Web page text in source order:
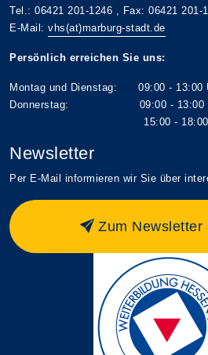
Tel.: 06421 201-1246 , Fax: 06421 201-
E-Mail: vhs(at)marburg-stadt.de
Persönlich erreichen Sie uns:
Montag und Dienstag: 09:00 - 13:00
Donnerstag: 09:00 - 13:00
15:00 - 18:00
Newsletter
Per E-Mail informieren wir Sie über
Zum Newsletter